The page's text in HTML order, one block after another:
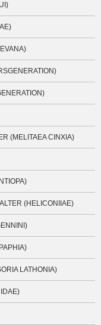
(MELITAEA CINXIA)
(HELICONIIAE)
LATHONIA)